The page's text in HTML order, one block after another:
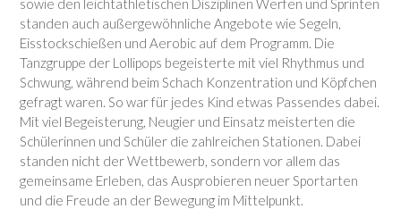
standen auch außergewöhnliche Angebote wie Segeln,
Eisstockschießen und Aerobic auf dem Programm. Die
Tanzgruppe der Lollipops begeisterte mit viel Rhythmus und
Schwung, während beim Schach Konzentration und Köpfchen
gefragt waren. So war für jedes Kind etwas Passendes dabei.
Mit viel Begeisterung, Neugier und Einsatz meisterten die
Schülerinnen und Schüler die zahlreichen Stationen. Dabei
standen nicht der Wettbewerb, sondern vor allem das
gemeinsame Erleben, das Ausprobieren neuer Sportarten
und die Freude an der Bewegung im Mittelpunkt.